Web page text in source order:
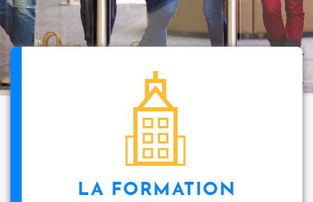
i
p
a
l
LA FORMATION